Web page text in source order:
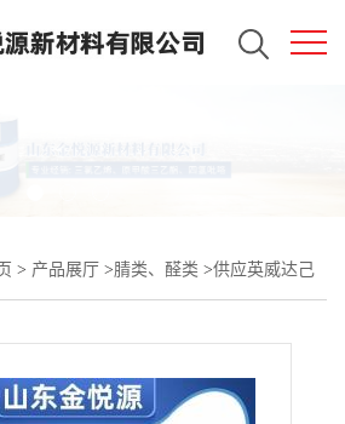
> 产品展厅 >腈类、醛类 >供应英威达己